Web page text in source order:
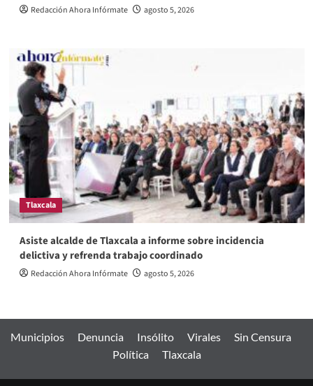
Redacción Ahora Infórmate agosto 5, 2026
Tlaxcala
Asiste alcalde de Tlaxcala a informe sobre incidencia
delictiva y refrenda trabajo coordinado
Redacción Ahora Infórmate agosto 5, 2026
Municipios Denuncia Insólito Virales
Sin Censura
Política
Tlaxcala